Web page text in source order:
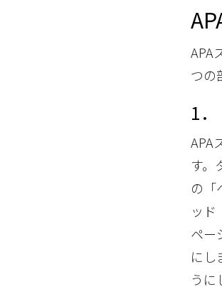
APA
つの
1
APA
す。
の「
ッド
ペー
にし
うに